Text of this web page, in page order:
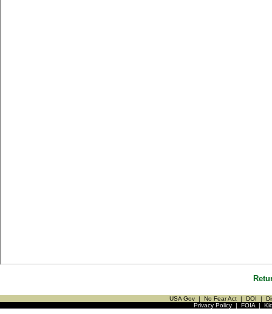
USA Gov | No Fear Act | DOI |
Privacy Policy| FOIA|